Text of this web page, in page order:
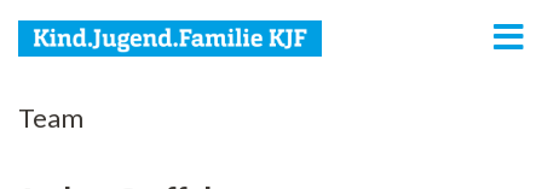
KJF
Team